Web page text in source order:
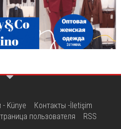
Künye
Контакты -İletişim
пользователя RSS